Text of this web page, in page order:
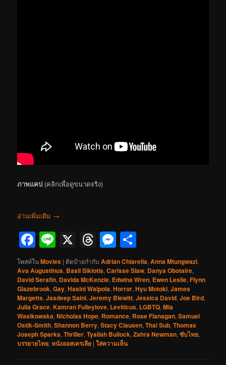
ภาพแคป (คลิกเพื่อดูขนาดจริง)
อ่านเพิ่มเติม →
Facebook
Line
X Threads
Messenger
โพสท์ในMovies | ติดป้ายกำกับ Adrian Chiarella,Anna Mtungwazi,
Ava Augustinus, Basil Sikiotis,Carisse Siaw, Danya Obotaire,
David Serafin, Davida McKenzie, Edwina Wren, Ewen Leslie,Flynn
Glazebrook,Gay,Hasini Walpola,Horror,Hyu Motoki,James
Margetts,Jasdeep Saini,Jeremy Blewitt,Jessica David,Joe Bird,
Julia Grace,Kamran Fulleylove, Leviticus, LGBTQ,Mia
Wasikowska,Nicholas Hope, Romance, Rose Flanagan,Samuel
Ostik-Smith,Shannon Berry,Stacy Clausen,Thai Sub,Thomas
Joseph Sparks,Thriller,Tyallah Bullock,Zahra Newman,ซับไทย,
บรรยายไทย,หนังออสเตรเลีย |ใส่ความเห็น